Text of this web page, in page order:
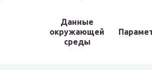
Данные
окружающей
среды